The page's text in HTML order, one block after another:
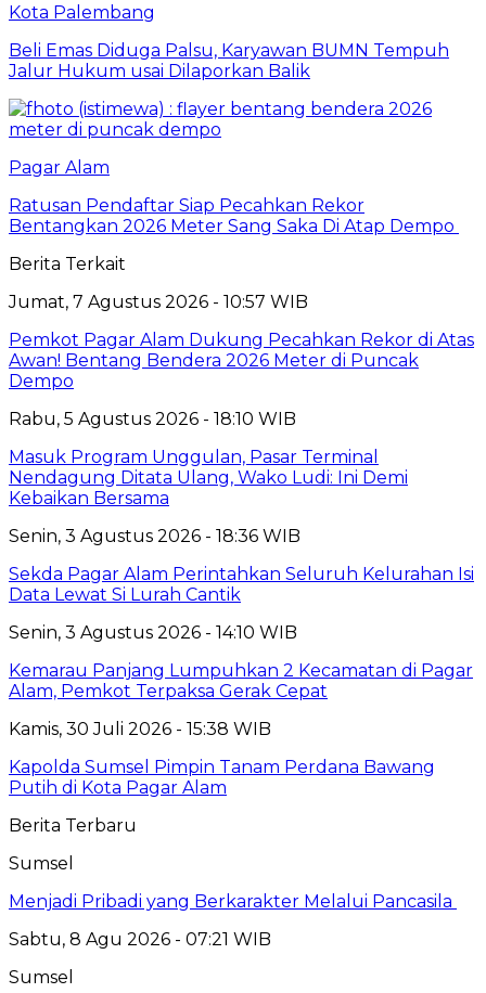
Kota Palembang
Beli Emas Diduga Palsu, Karyawan BUMN Tempuh
Jalur Hukum usai Dilaporkan Balik
Pagar Alam
Ratusan Pendaftar Siap Pecahkan Rekor
Bentangkan 2026 Meter Sang Saka Di Atap Dempo
Berita Terkait
Jumat, 7 Agustus 2026 - 10:57 WIB
Pemkot Pagar Alam Dukung Pecahkan Rekor di Atas
Awan! Bentang Bendera 2026 Meter di Puncak
Dempo
Rabu, 5 Agustus 2026 - 18:10 WIB
Masuk Program Unggulan, Pasar Terminal
Nendagung Ditata Ulang, Wako Ludi: Ini Demi
Kebaikan Bersama
Senin, 3 Agustus 2026 - 18:36 WIB
Sekda Pagar Alam Perintahkan Seluruh Kelurahan Isi
Data Lewat Si Lurah Cantik
Senin, 3 Agustus 2026 - 14:10 WIB
Kemarau Panjang Lumpuhkan 2 Kecamatan di Pagar
Alam, Pemkot Terpaksa Gerak Cepat
Kamis, 30 Juli 2026 - 15:38 WIB
Kapolda Sumsel Pimpin Tanam Perdana Bawang
Putih di Kota Pagar Alam
Berita Terbaru
Sumsel
Menjadi Pribadi yang Berkarakter Melalui Pancasila
Sabtu, 8 Agu 2026 - 07:21 WIB
Sumsel